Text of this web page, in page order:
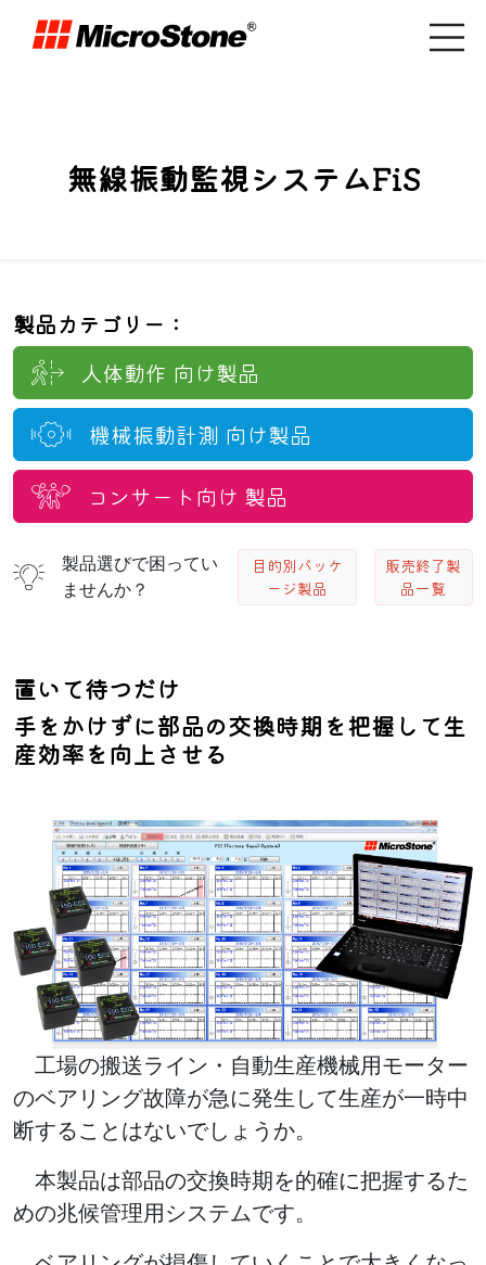
無線振動監視システムFiS
製品カテゴリー：
人体動作 向け製品
機械振動計測 向け製品
コンサート向け 製品
製品選びで困ってい
ませんか？
目的別パッケ
ージ製品
販売終了製
品一覧
置いて待つだけ
手をかけずに部品の交換時期を把握して生
産効率を向上させる
工場の搬送ライン・自動生産機械用モーター
のベアリング故障が急に発生して生産が一時中
断することはないでしょうか。
本製品は部品の交換時期を的確に把握するた
めの兆候管理用システムです。